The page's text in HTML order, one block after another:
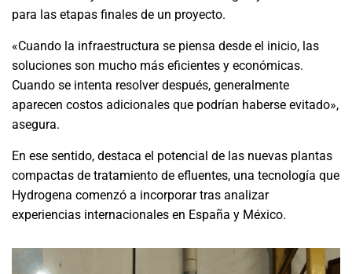
para las etapas finales de un proyecto.
«Cuando la infraestructura se piensa desde el inicio, las
soluciones son mucho más eficientes y económicas.
Cuando se intenta resolver después, generalmente
aparecen costos adicionales que podrían haberse evitado»,
asegura.
En ese sentido, destaca el potencial de las nuevas plantas
compactas de tratamiento de efluentes, una tecnología que
Hydrogena comenzó a incorporar tras analizar
experiencias internacionales en España y México.